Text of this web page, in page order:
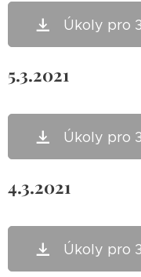
Úkoly pro
5.3.2021
Úkoly pro
4.3.2021
Úkoly pro